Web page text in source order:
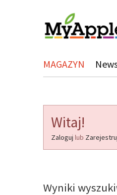
MAGAZYN
Witaj!
Zaloguj lub
Wyniki